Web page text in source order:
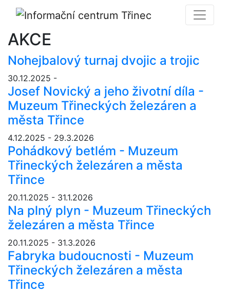
AKCE
Nohejbalový turnaj dvojic a trojic
30.12.2025 -
Josef Novický a jeho životní díla -
Muzeum Třineckých železáren a
města Třince
4.12.2025 - 29.3.2026
Pohádkový betlém - Muzeum
Třineckých železáren a města
Třince
20.11.2025 - 31.1.2026
Na plný plyn - Muzeum Třineckých
železáren a města Třince
20.11.2025 - 31.3.2026
Fabryka budoucnosti - Muzeum
Třineckých železáren a města
Třince